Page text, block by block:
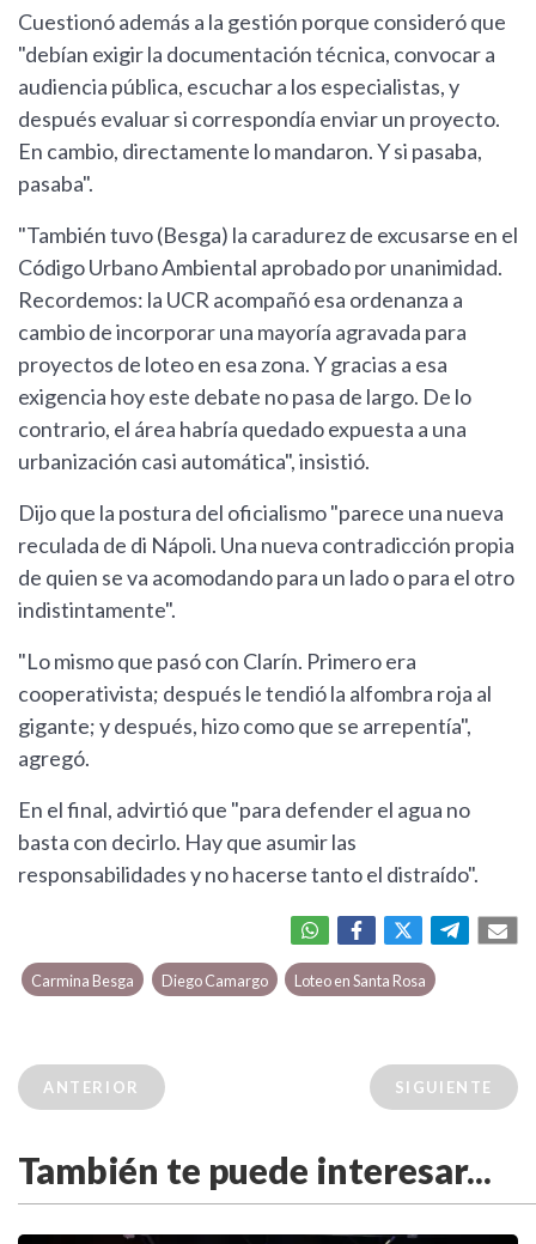
Cuestionó además a la gestión porque consideró que
"debían exigir la documentación técnica, convocar a
audiencia pública, escuchar a los especialistas, y
después evaluar si correspondía enviar un proyecto.
En cambio, directamente lo mandaron. Y si pasaba,
pasaba".
"También tuvo (Besga) la caradurez de excusarse en el
Código Urbano Ambiental aprobado por unanimidad.
Recordemos: la UCR acompañó esa ordenanza a
cambio de incorporar una mayoría agravada para
proyectos de loteo en esa zona. Y gracias a esa
exigencia hoy este debate no pasa de largo. De lo
contrario, el área habría quedado expuesta a una
urbanización casi automática", insistió.
Dijo que la postura del oficialismo "parece una nueva
reculada de di Nápoli. Una nueva contradicción propia
de quien se va acomodando para un lado o para el otro
indistintamente".
"Lo mismo que pasó con Clarín. Primero era
cooperativista; después le tendió la alfombra roja al
gigante; y después, hizo como que se arrepentía",
agregó.
En el final, advirtió que "para defender el agua no
basta con decirlo. Hay que asumir las
responsabilidades y no hacerse tanto el distraído".
Carmina Besga Diego Camargo Loteo en Santa Rosa
ANTERIOR SIGUIENTE
También te puede interesar...